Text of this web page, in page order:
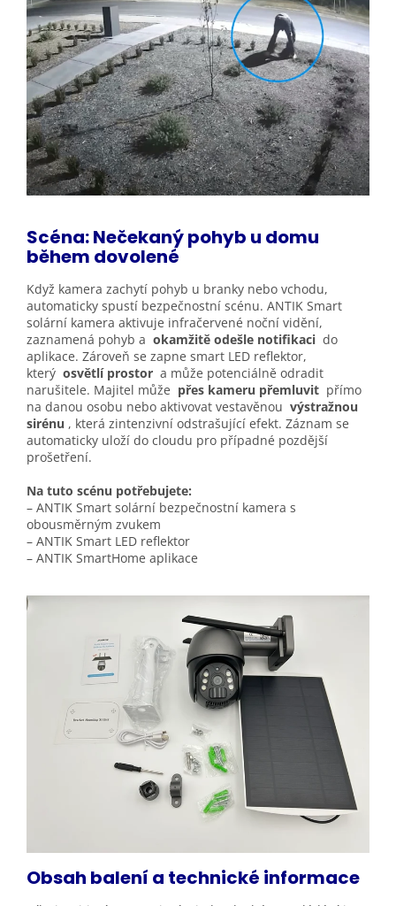
Scéna: Nečekaný pohyb u domu
během dovolené
Když kamera zachytí pohyb u branky nebo vchodu,
automaticky spustí bezpečnostní scénu. ANTIK Smart
solární kamera aktivuje infračervené noční vidění,
zaznamená pohyb a okamžitě odešle notifikaci do
aplikace. Zároveň se zapne smart LED reflektor,
který osvětlí prostor a může potenciálně odradit
narušitele. Majitel může přes kameru přemluvit přímo
na danou osobu nebo aktivovat vestavěnou výstražnou
sirénu , která zintenzivní odstrašující efekt. Záznam se
automaticky uloží do cloudu pro případné pozdější
prošetření.
Na tuto scénu potřebujete:
– ANTIK Smart solární bezpečnostní kamera s
obousměrným zvukem
– ANTIK Smart LED reflektor
– ANTIK SmartHome aplikace
Obsah balení a technické informace